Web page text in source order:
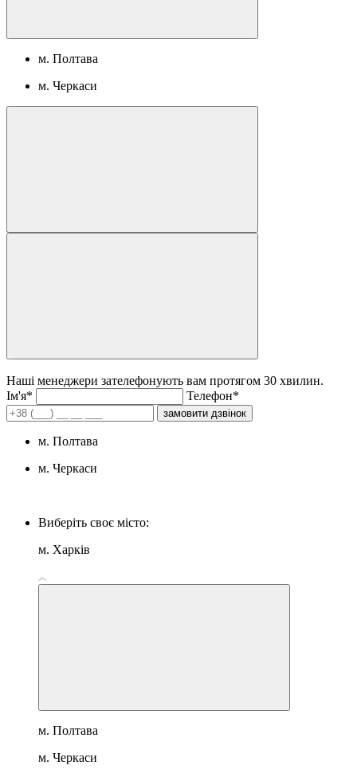
м. Полтава
м. Черкаси
Наші менеджери зателефонують вам протягом 30 хвилин.
Iм'я*
Телефон*
замовити дзвінок
м. Полтава
м. Черкаси
Виберіть своє місто:
м. Харків
м. Полтава
м. Черкаси